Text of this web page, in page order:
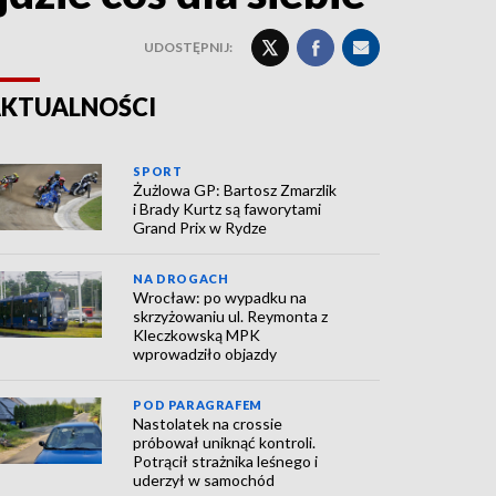
UDOSTĘPNIJ:
SPORT
Żużlowa GP: Bartosz Zmarzlik
i Brady Kurtz są faworytami
Grand Prix w Rydze
NA DROGACH
Wrocław: po wypadku na
skrzyżowaniu ul. Reymonta z
Kleczkowską MPK
wprowadziło objazdy
POD PARAGRAFEM
Nastolatek na crossie
próbował uniknąć kontroli.
Potrącił strażnika leśnego i
uderzył w samochód